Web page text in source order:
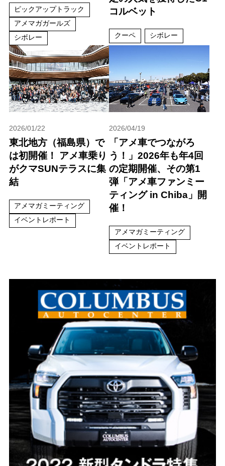
ピックアップトラック
アメマガガールズ
シボレー
コルベット
クーペ シボレー
2026/01/22
東北地方（福島県）で
は初開催！ アメ車乗り
がクマSUNテラスに集
結
アメマガミーティング
イベントレポート
2026/04/19
「アメ車でつながろ
う！」2026年も年4回
の定期開催、その第1
弾「アメ車ファンミー
ティング in Chiba」開
催！
アメマガミーティング
イベントレポート